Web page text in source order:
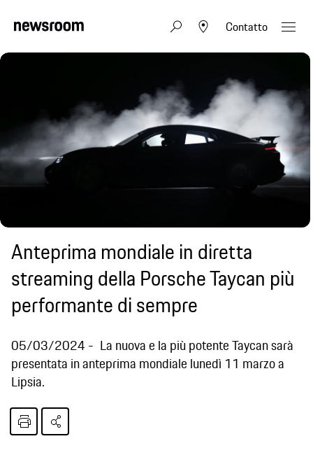
Contatto
Anteprima mondiale in diretta
streaming della Porsche Taycan più
performante di sempre
05/03/2024
La nuova e la più potente Taycan sarà
presentata in anteprima mondiale lunedì 11 marzo a
Lipsia.